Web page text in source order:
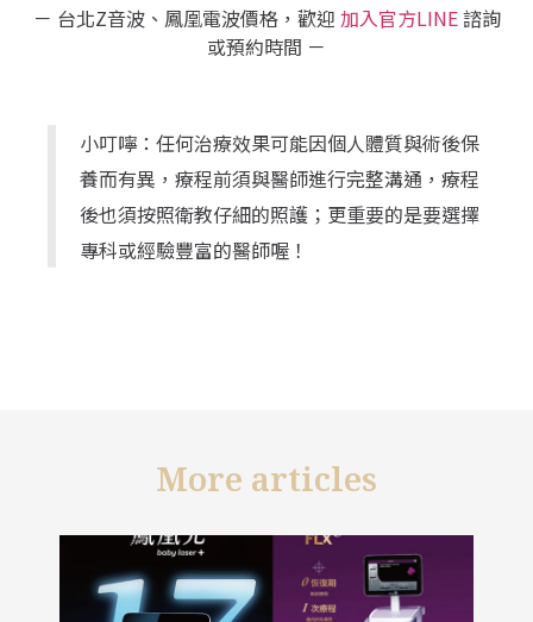
－ 台北Z音波、鳳凰電波價格，歡迎 加入官方LINE諮詢
或預約時間 －
小叮嚀：任何治療效果可能因個人體質與術後保
養而有異，療程前須與醫師進行完整溝通，療程
後也須按照衛教仔細的照護；更重要的是要選擇
專科或經驗豐富的醫師喔！
More articles